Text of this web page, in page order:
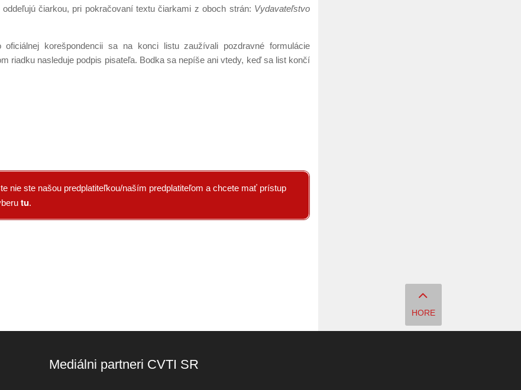
čiarkou, pri pokračovaní textu čiarkami z oboch strán: Vydavateľstvo
korešpondencii sa na konci listu zaužívali pozdravné formulácie
riadku nasleduje podpis pisateľa. Bodka sa nepíše ani vtedy, keď sa list končí
nie ste našou predplatiteľkou/naším predplatiteľom a chcete mať prístup
tu.
HORE
Mediálni partneri CVTI SR